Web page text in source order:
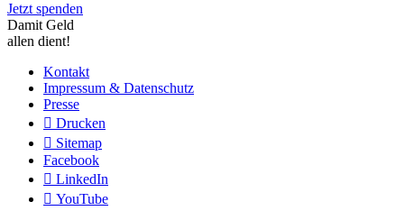
Jetzt spenden
Damit Geld
allen dient!
Kontakt
Impressum & Datenschutz
Presse
Drucken
Sitemap
Facebook
LinkedIn
YouTube